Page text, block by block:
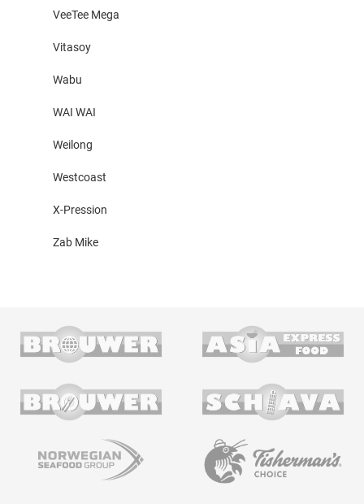
VeeTee Mega
Vitasoy
Wabu
WAI WAI
Weilong
Westcoast
X-Pression
Zab Mike